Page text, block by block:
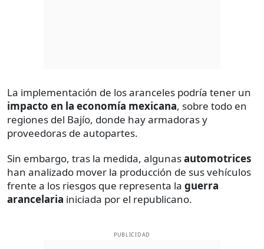
La implementación de los aranceles podría tener un
impacto en la economía mexicana, sobre todo en
regiones del Bajío, donde hay armadoras y
proveedoras de autopartes.
Sin embargo, tras la medida, algunasautomotrices
han analizado mover la producción de sus vehículos
frente a los riesgos que representa la guerra
arancelaria iniciada por el republicano.
PUBLICIDAD